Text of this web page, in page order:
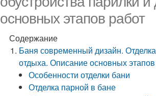
основных этапов работ
Содержание
Баня современный дизайн.
отдыха. Описание основных
Особенности отделки бани
Отделка парной в бане